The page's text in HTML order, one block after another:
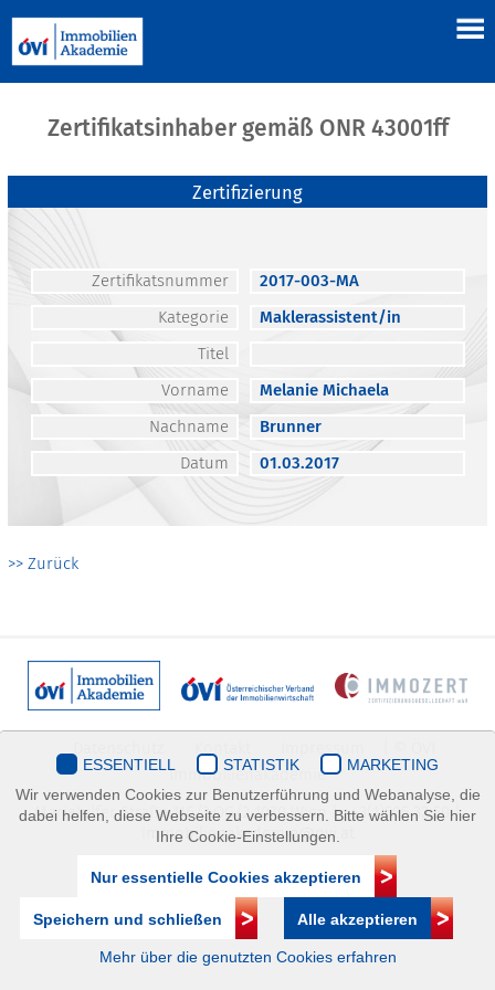
Zertifikatsinhaber gemäß ONR 43001ff
Zertifizierung
Zertifikatsnummer
2017-003-MA
Kategorie
Maklerassistent/in
Titel
Vorname
Melanie Michaela
Nachname
Brunner
Datum
01.03.2017
>> Zurück
Immobilienakademie
Mariahilfer Straße 116/2.OG/2 1070 Wien | +43(1)505 32 50 |
immobilienakademie@ovi.at
ESSENTIELL STATISTIK
MARKETING
Wir verwenden Cookies zur Benutzerführung und Webanalyse, die
dabei helfen, diese Webseite zu verbessern. Bitte wählen Sie hier
Ihre Cookie-Einstellungen.
Nur essentielle Cookies akzeptieren
Speichern und schließen Alle akzeptieren
Mehr über die genutzten Cookies erfahren